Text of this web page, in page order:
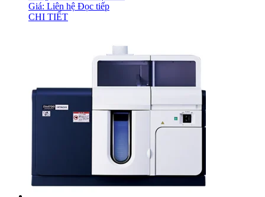
Giá: Liên hệ Đọc tiếp
CHI TIẾT